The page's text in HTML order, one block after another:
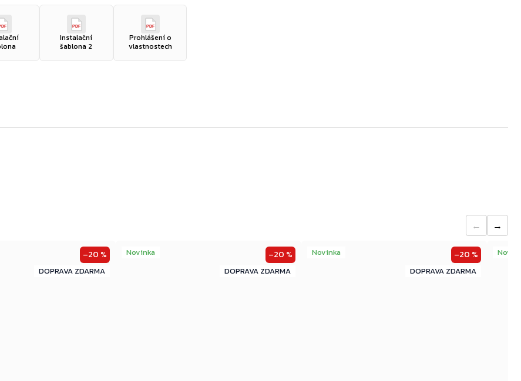
PDF
Instalační
šablona 2
PDF
Prohlášení o
vlastnostech
← →
ZDARMA
–20 % Novinka
ZDARMA
–20 % Novinka
ZDARMA
–20 %